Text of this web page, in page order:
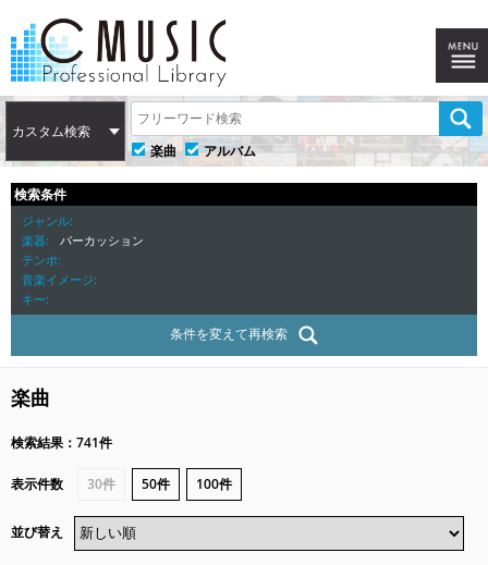
カスタム検索
楽曲
アルバム
検索条件
ジャンル
楽器
パーカッション
テンポ
音楽イメージ
キー
条件を変えて再検索
楽曲
検索結果：741件
表示件数 30件 50件 100件
並び替え